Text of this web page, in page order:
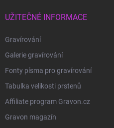
UŽITEČNÉ INFORMACE
Gravírování
Galerie gravírování
Fonty písma pro gravírování
Tabulka velikosti prstenů
Affiliate program Gravon.cz
Gravon magazín